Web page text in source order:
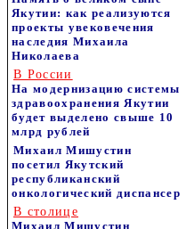
Якутии: как реализуются
проекты увековечения
наследия Михаила
Николаева
В России
На модернизацию системы
здравоохранения Якутии
будет выделено свыше 10
млрд рублей
Михаил Мишустин
посетил Якутский
республиканский
онкологический диспансер
В столице
Михаил Мишустин